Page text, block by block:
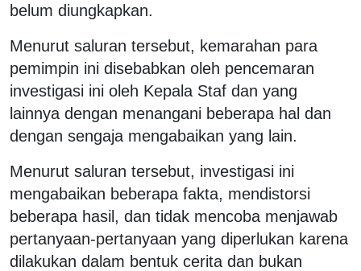
belum diungkapkan.
Menurut saluran tersebut, kemarahan para
pemimpin ini disebabkan oleh pencemaran
investigasi ini oleh Kepala Staf dan yang
lainnya dengan menangani beberapa hal dan
dengan sengaja mengabaikan yang lain.
Menurut saluran tersebut, investigasi ini
mengabaikan beberapa fakta, mendistorsi
beberapa hasil, dan tidak mencoba menjawab
pertanyaan-pertanyaan yang diperlukan karena
dilakukan dalam bentuk cerita dan bukan